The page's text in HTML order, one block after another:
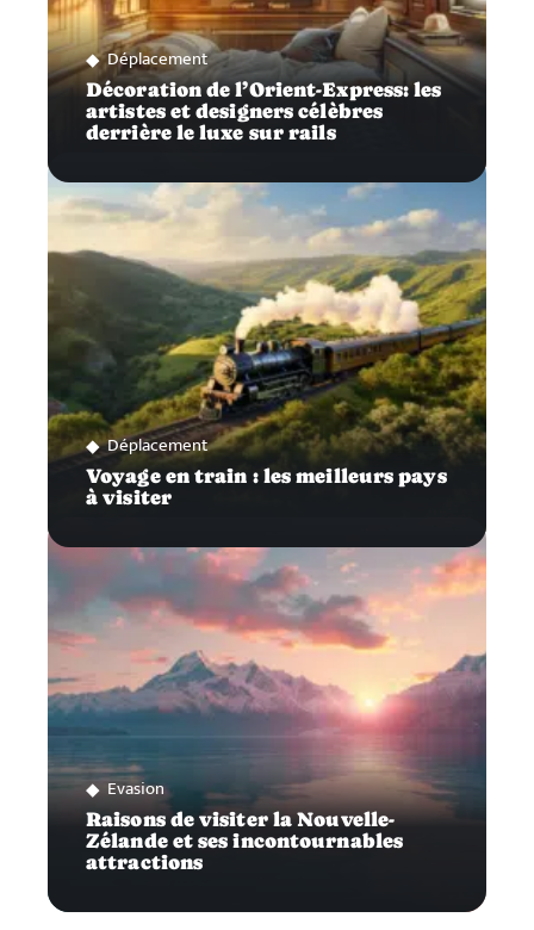
Déplacement
Décoration de l’Orient-Express: les
artistes et designers célèbres
derrière le luxe sur rails
Déplacement
Voyage en train : les meilleurs pays
à visiter
Evasion
Raisons de visiter la Nouvelle-
Zélande et ses incontournables
attractions